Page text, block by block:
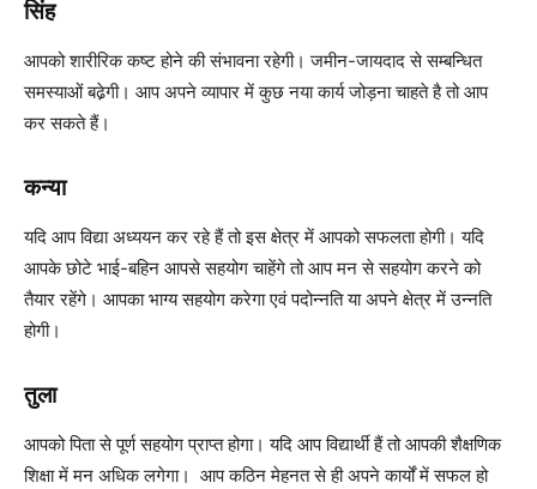
सिंह
आपको शारीरिक कष्ट होने की संभावना रहेगी। जमीन-जायदाद से सम्बन्धित
समस्याओं बढे़गी। आप अपने व्यापार में कुछ नया कार्य जोड़ना चाहते है तो आप
कर सकते हैं।
कन्या
यदि आप विद्या अध्ययन कर रहे हैं तो इस क्षेत्र में आपको सफलता होगी। यदि
आपके छोटे भाई-बहिन आपसे सहयोग चाहेंगे तो आप मन से सहयोग करने को
तैयार रहेंगे। आपका भाग्य सहयोग करेगा एवं पदोन्नति या अपने क्षेत्र में उन्नति
होगी।
तुला
आपको पिता से पूर्ण सहयोग प्राप्त होगा। यदि आप विद्यार्थी हैं तो आपकी शैक्षणिक
शिक्षा में मन अधिक लगेगा। आप कठिन मेहनत से ही अपने कार्यों में सफल हो